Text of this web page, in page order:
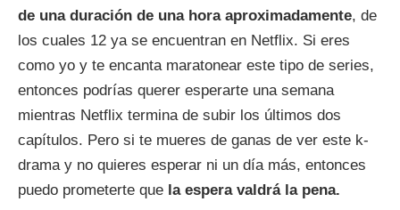
de una duración de una hora aproximadamente, de
los cuales 12 ya se encuentran en Netflix. Si eres
como yo y te encanta maratonear este tipo de series,
entonces podrías querer esperarte una semana
mientras Netflix termina de subir los últimos dos
capítulos. Pero si te mueres de ganas de ver este k-
drama y no quieres esperar ni un día más, entonces
puedo prometerte que la espera valdrá la pena.